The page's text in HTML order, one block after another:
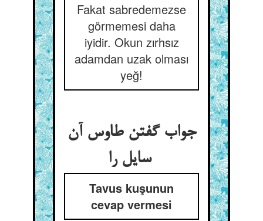
Fakat sabredemezse
görmemesi daha
iyidir. Okun zırhsız
adamdan uzak olması
yeğ!
جواب گفتن طاوس آن
سایل را
Tavus kuşunun
cevap vermesi